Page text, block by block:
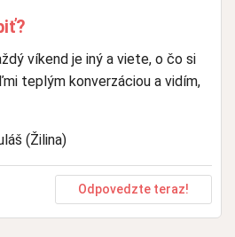
víkend je iný a viete, o čo si
teplým konverzáciou a vidím,
(Žilina)
Odpovedzte teraz!